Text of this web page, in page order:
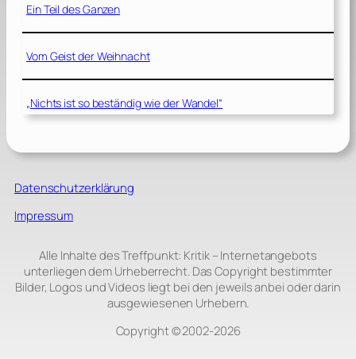
Ein Teil des Ganzen
Vom Geist der Weihnacht
„Nichts ist so beständig wie der Wandel“
Datenschutzerklärung
Impressum
Alle Inhalte des Treffpunkt: Kritik – Internetangebots
unterliegen dem Urheberrecht. Das Copyright bestimmter
Bilder, Logos und Videos liegt bei den jeweils anbei oder darin
ausgewiesenen Urhebern.
Copyright © 2002‑2026